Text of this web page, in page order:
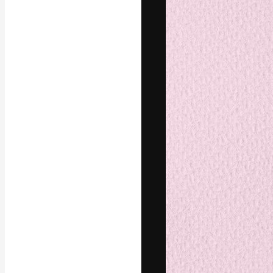
La plateforme
vos meilleurs
d’abonnés :
Français
Copyright © 2010-